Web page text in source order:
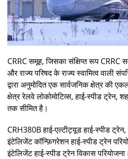
CRRC समूह, जिसका संक्षिप्त रूप CRRC
और राज्य परिषद के राज्य स्वामित्व वाली
द्वारा अनुमोदित एक सार्वजनिक क्षेत्र की
क्षेत्र रेलवे लोकोमोटिव्स, हाई-स्पीड ट्रेन,
तक सीमित है।
CRH380B हाई-एल्टीट्यूड हाई-स्पीड
इंटेलिजेंट कॉन्फ़िगरेशन हाई-स्पीड ट्रेन
इंटेलिजेंट हाई-स्पीड ट्रेन विकास परियोजना।